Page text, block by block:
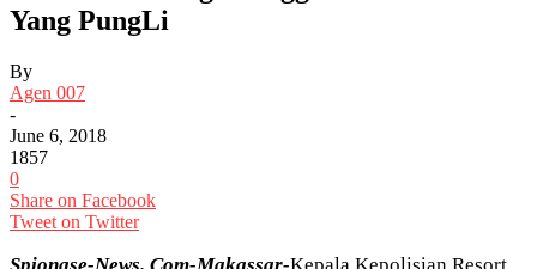
Yang PungLi
By
Agen 007
-
June 6, 2018
1857
0
Share on Facebook
Tweet on Twitter